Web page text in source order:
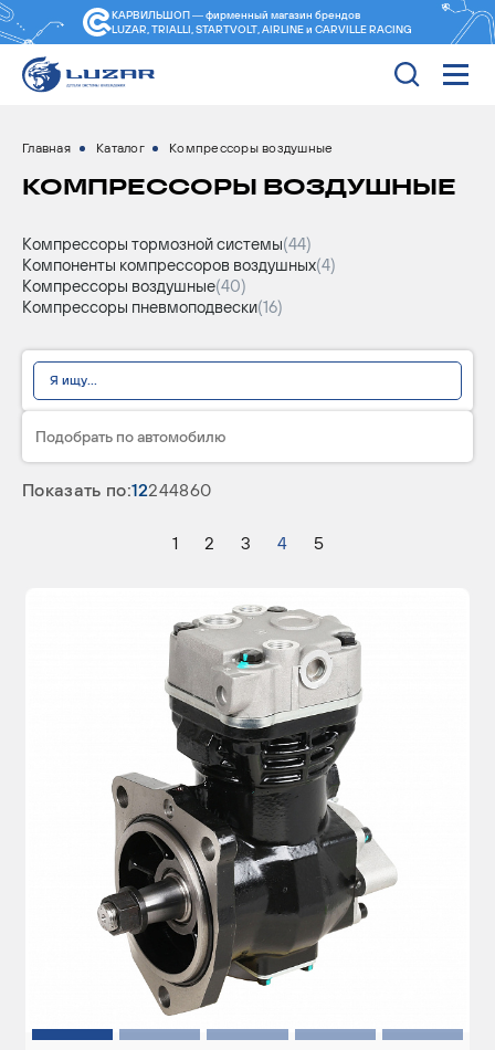
КАРВИЛЬШОП — фирменный магазин брендов
LUZAR, TRIALLI, STARTVOLT, AIRLINE и CARVILLE RACING
Главная Каталог Компрессоры воздушные
КОМПРЕССОРЫ ВОЗДУШНЫЕ
Компрессоры тормозной системы(44)
Компоненты компрессоров воздушных(4)
Компрессоры воздушные(40)
Компрессоры пневмоподвески(16)
Подобрать по автомобилю
Показать по:12244860
1 2 3 4 5